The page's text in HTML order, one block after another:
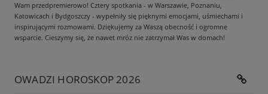
Wam przedpremierowo! Cztery spotkania - w Warszawie, Poznaniu,
Katowicach i Bydgoszczy - wypełniły się pięknymi emocjami, uśmiechami i
inspirującymi rozmowami. Dziękujemy za Waszą obecność i ogromne
wsparcie. Cieszymy się, że nawet mróz nie zatrzymał Was w domach!
OWADZI HOROSKOP 2026